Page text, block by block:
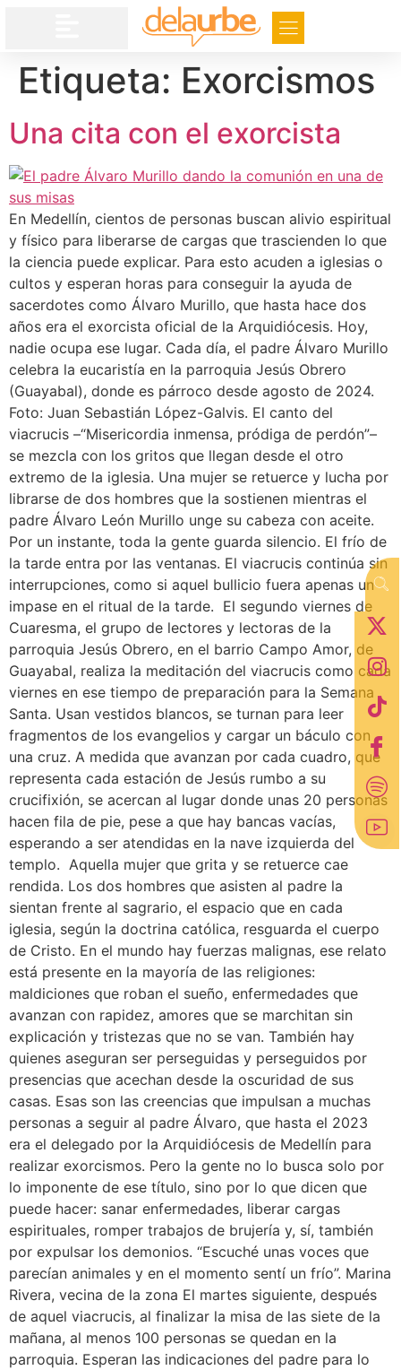
Etiqueta: Exorcismos
Una cita con el exorcista
En Medellín, cientos de personas buscan alivio espiritual
y físico para liberarse de cargas que trascienden lo que
la ciencia puede explicar. Para esto acuden a iglesias o
cultos y esperan horas para conseguir la ayuda de
sacerdotes como Álvaro Murillo, que hasta hace dos
años era el exorcista oficial de la Arquidiócesis. Hoy,
nadie ocupa ese lugar. Cada día, el padre Álvaro Murillo
celebra la eucaristía en la parroquia Jesús Obrero
(Guayabal), donde es párroco desde agosto de 2024.
Foto: Juan Sebastián López-Galvis. El canto del
viacrucis –“Misericordia inmensa, pródiga de perdón”–
se mezcla con los gritos que llegan desde el otro
extremo de la iglesia. Una mujer se retuerce y lucha por
librarse de dos hombres que la sostienen mientras el
padre Álvaro León Murillo unge su cabeza con aceite.
Por un instante, toda la gente guarda silencio. El frío de
la tarde entra por las ventanas. El viacrucis continúa sin
interrupciones, como si aquel bullicio fuera apenas un
impase en el ritual de la tarde. El segundo viernes de
Cuaresma, el grupo de lectores y lectoras de la
parroquia Jesús Obrero, en el barrio Campo Amor, de
Guayabal, realiza la meditación del viacrucis como cada
viernes en ese tiempo de preparación para la Semana
Santa. Usan vestidos blancos, se turnan para leer
fragmentos de los evangelios y cargar un báculo con
una cruz. A medida que avanzan por cada cuadro, que
representa cada estación de Jesús rumbo a su
crucifixión, se acercan al lugar donde unas 20 personas
hacen fila de pie, pese a que hay bancas vacías,
esperando a ser atendidas en la nave izquierda del
templo. Aquella mujer que grita y se retuerce cae
rendida. Los dos hombres que asisten al padre la
sientan frente al sagrario, el espacio que en cada
iglesia, según la doctrina católica, resguarda el cuerpo
de Cristo. En el mundo hay fuerzas malignas, ese relato
está presente en la mayoría de las religiones:
maldiciones que roban el sueño, enfermedades que
avanzan con rapidez, amores que se marchitan sin
explicación y tristezas que no se van. También hay
quienes aseguran ser perseguidas y perseguidos por
presencias que acechan desde la oscuridad de sus
casas. Esas son las creencias que impulsan a muchas
personas a seguir al padre Álvaro, que hasta el 2023
era el delegado por la Arquidiócesis de Medellín para
realizar exorcismos. Pero la gente no lo busca solo por
lo imponente de ese título, sino por lo que dicen que
puede hacer: sanar enfermedades, liberar cargas
espirituales, romper trabajos de brujería y, sí, también
por expulsar los demonios. “Escuché unas voces que
parecían animales y en el momento sentí un frío”. Marina
Rivera, vecina de la zona El martes siguiente, después
de aquel viacrucis, al finalizar la misa de las siete de la
mañana, al menos 100 personas se quedan en la
parroquia. Esperan las indicaciones del padre para lo